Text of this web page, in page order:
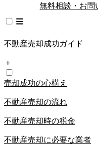
無料相談・お問
不動産売却成功ガイド
＋
売却成功の心構え
不動産売却の流れ
不動産売却時の税金
不動産売却に必要な業者